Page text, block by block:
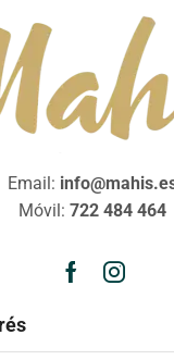
Email:
Móvil: 722 484 464